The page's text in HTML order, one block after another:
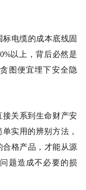
电缆的成本底线固
以上，背后必然是
图便宜埋下安全隐
接关系到生命财产安
实用的辨别方法，
格产品，才能从源
题造成不必要的损